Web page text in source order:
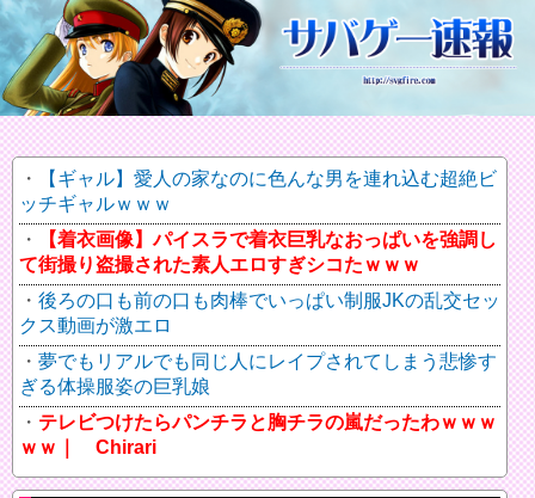
【ギャル】愛人の家なのに色んな男を連れ込む超絶ビ
ッチギャルｗｗｗ
【着衣画像】パイスラで着衣巨乳なおっぱいを強調し
て街撮り盗撮された素人エロすぎシコたｗｗｗ
後ろの口も前の口も肉棒でいっぱい制服JKの乱交セッ
クス動画が激エロ
夢でもリアルでも同じ人にレイプされてしまう悲惨す
ぎる体操服姿の巨乳娘
テレビつけたらパンチラと胸チラの嵐だったわｗｗｗ
ｗｗ｜ Chirari